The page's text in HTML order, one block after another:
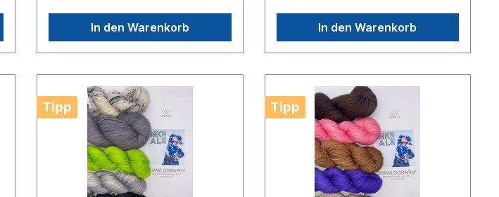
In den Warenkorb In den Warenkorb
Tipp Tipp